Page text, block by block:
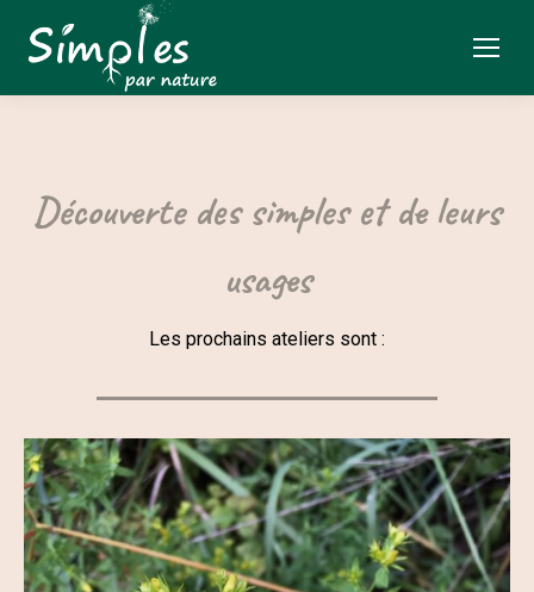
Découverte des simples et de leurs
usages
Les prochains ateliers sont :